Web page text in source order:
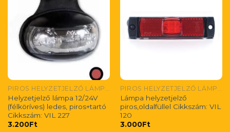
PIROS HELYZETJELZŐ LÁMPÁK
Helyzetjelző lámpa 12/24V
(félköríves) ledes, piros+tartó
Cikkszám: VIL 227
3.200Ft
PIROS HELYZETJELZŐ LÁMPÁK
Lámpa helyzetjelző
piros,oldalfüllel Cikkszám: VIL
120
3.000Ft